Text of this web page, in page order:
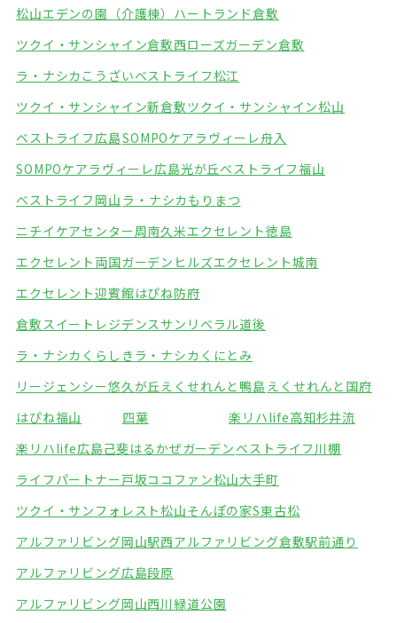
松山エデンの園（介護棟） ハートランド倉敷
ツクイ・サンシャイン倉敷西ローズガーデン倉敷
ラ・ナシカこうざいベストライフ松江
ツクイ・サンシャイン新倉敷ツクイ・サンシャイン松山
ベストライフ広島SOMPOケアラヴィーレ舟入
SOMPOケアラヴィーレ広島光が丘ベストライフ福山
ベストライフ岡山 ラ・ナシカもりまつ
ニチイケアセンター周南久米エクセレント徳島
エクセレント両国ガーデンヒルズエクセレント城南
エクセレント迎賓館はぴね防府
倉敷スイートレジデンス サンリベラル道後
ラ・ナシカくらしき ラ・ナシカくにとみ
リージェンシー悠久が丘 えくせれんと鴨島 えくせれんと国府
はぴね福山
四葉
楽リハlife高知杉井流
楽リハlife広島己斐はるかぜガーデン ベストライフ川棚
ライフパートナー戸坂ココファン松山大手町
ツクイ・サンフォレスト松山そんぽの家S東古松
アルファリビング岡山駅西アルファリビング倉敷駅前通り
アルファリビング広島段原
アルファリビング岡山西川緑道公園